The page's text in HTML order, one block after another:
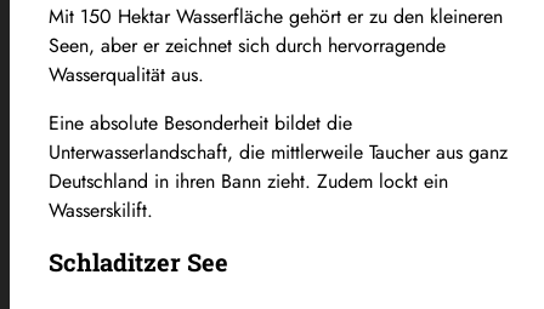
Mit 150 Hektar Wasserfläche gehört er zu den kleineren
Seen, aber er zeichnet sich durch hervorragende
Wasserqualität aus.
Eine absolute Besonderheit bildet die
Unterwasserlandschaft, die mittlerweile Taucher aus ganz
Deutschland in ihren Bann zieht. Zudem lockt ein
Wasserskilift.
Schladitzer See